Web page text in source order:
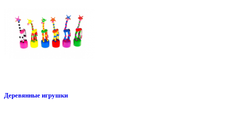
Деревянные игрушки